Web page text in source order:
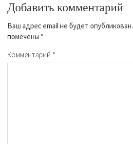
Добавить комментарий
Ваш адрес email не будет опубликован.
помечены *
Комментарий *